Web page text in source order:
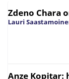
Zdeno Chara
Lauri
Anze Kopitar: